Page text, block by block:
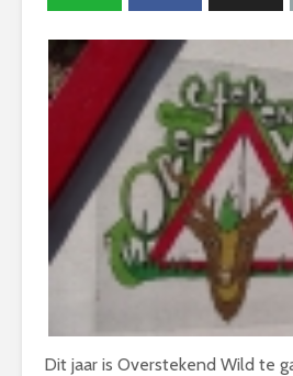
Dit jaar is Overstekend Wild te